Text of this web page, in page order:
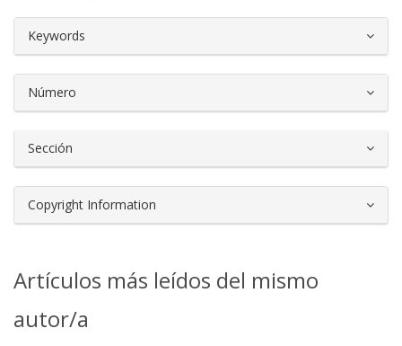
Keywords
Número
Sección
Copyright Information
Artículos más leídos del mismo
autor/a